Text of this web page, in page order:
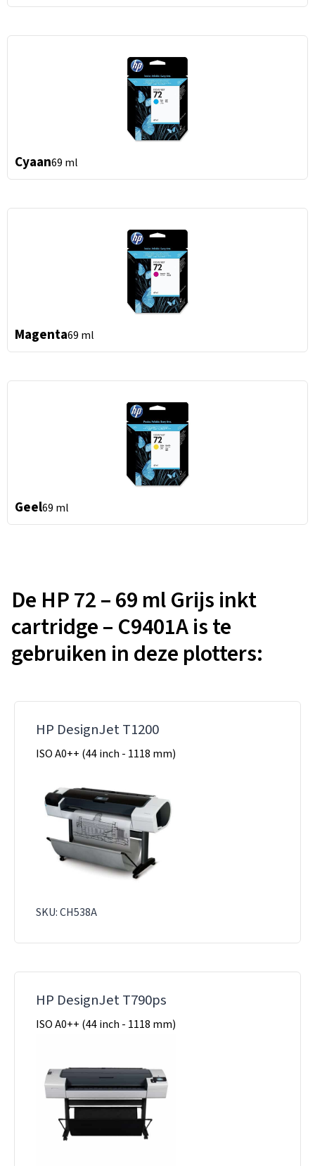
Cyaan69 ml
Magenta69 ml
Geel69 ml
De HP 72 – 69 ml Grijs inkt
cartridge – C9401A is te
gebruiken in deze plotters:
HP DesignJet T1200
ISO A0++ (44 inch - 1118 mm)
SKU: CH538A
HP DesignJet T790ps
ISO A0++ (44 inch - 1118 mm)